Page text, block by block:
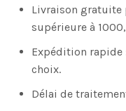
Livraison gratuite
supérieure à
Expédition rapide
choix.
Délai de